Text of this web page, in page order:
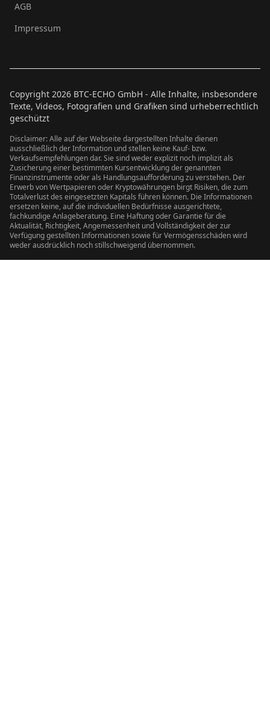
AGB
Impressum
Copyright 2026 BTC-ECHO GmbH - Alle Inhalte, insbesondere
Texte, Videos, Fotografien und Grafiken sind urheberrechtlich
geschützt
Disclaimer: Alle auf der Webseite dargestellten Inhalte dienen
ausschließlich der Information und stellen keine Kauf- bzw.
Verkaufsempfehlungen dar. Sie sind weder explizit noch implizit als
Zusicherung einer bestimmten Kursentwicklung der genannten
Finanzinstrumente oder als Handlungsaufforderung zu verstehen. Der
Erwerb von Wertpapieren oder Kryptowährungen birgt Risiken, die zum
Totalverlust des eingesetzten Kapitals führen können. Die Informationen
ersetzen keine, auf die individuellen Bedürfnisse ausgerichtete,
fachkundige Anlageberatung. Eine Haftung oder Garantie für die
Aktualität, Richtigkeit, Angemessenheit und Vollständigkeit der zur
Verfügung gestellten Informationen sowie für Vermögensschäden wird
weder ausdrücklich noch stillschweigend übernommen.